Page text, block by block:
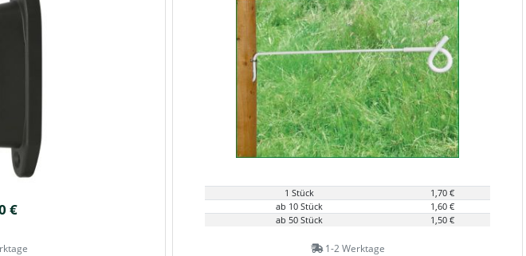
€
1 Stück
1,70 €
ab 10 Stück
1,60 €
ab 50 Stück
1,50 €
1-2 Werktage